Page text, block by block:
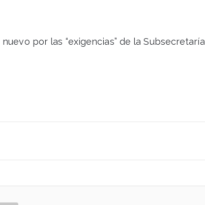
por las “exigencias” de la Subsecretaría